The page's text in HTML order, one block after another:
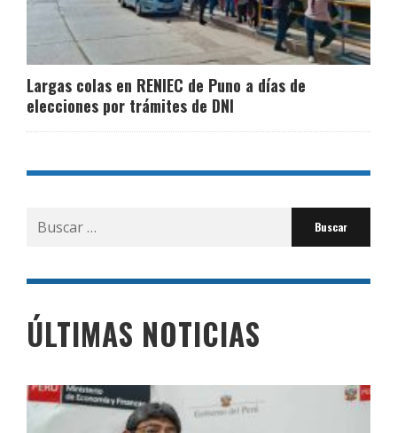
Largas colas en RENIEC de Puno a días de
elecciones por trámites de DNI
Buscar
por:
ÚLTIMAS NOTICIAS